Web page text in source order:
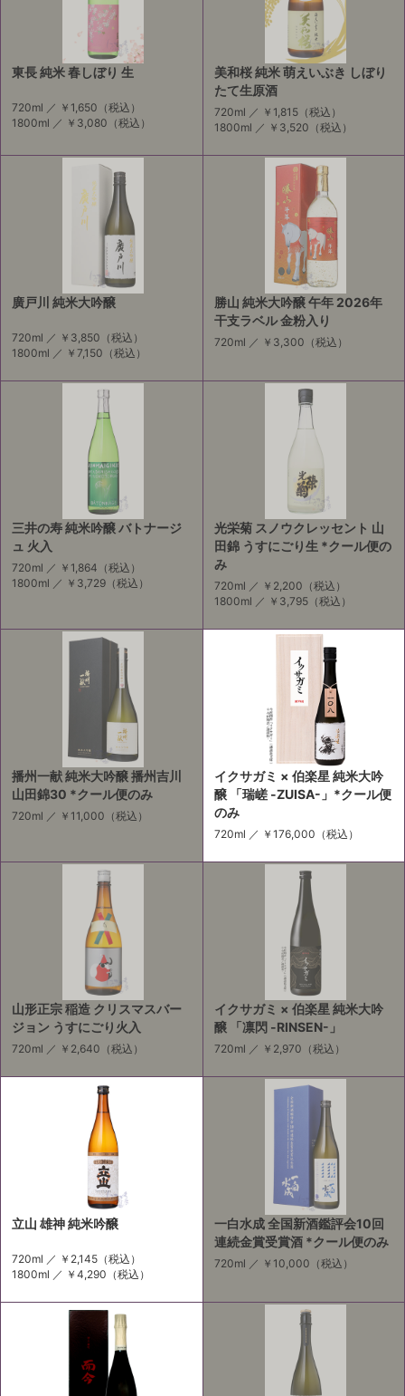
東長 純米 春しぼり 生
720ml ／ ￥1,650 （税込）
1800ml ／ ￥3,080 （税込）
美和桜 純米 萌えいぶき しぼり
たて生原酒
720ml ／ ￥1,815（税込）
1800ml ／ ￥3,520 （税込）
廣戸川 純米大吟醸
720ml ／ ￥3,850 （税込）
1800ml ／ ￥7,150 （税込）
勝山 純米大吟醸 午年 2026年
干支ラベル 金粉入り
720ml ／ ￥3,300 （税込）
三井の寿 純米吟醸 バトナージ
ュ 火入
720ml ／ ￥1,864 （税込）
1800ml ／ ￥3,729 （税込）
光栄菊 スノウクレッセント 山
田錦 うすにごり生 *クール便の
み
720ml ／ ￥2,200 （税込）
1800ml ／ ￥3,795（税込）
播州一献 純米大吟醸 播州吉川
山田錦30 *クール便のみ
720ml ／ ￥11,000 （税込）
イクサガミ × 伯楽星 純米大吟
醸 「瑞嵯 -ZUISA-」*クール便
のみ
720ml ／ ￥176,000 （税込）
山形正宗 稲造 クリスマスバー
ジョン うすにごり火入
720ml ／ ￥2,640 （税込）
イクサガミ × 伯楽星 純米大吟
醸 「凛閃 -RINSEN-」
720ml ／ ￥2,970 （税込）
立山 雄神 純米吟醸
720ml ／ ￥2,145 （税込）
1800ml ／ ￥4,290 （税込）
一白水成 全国新酒鑑評会10回
連続金賞受賞酒 *クール便のみ
720ml ／ ￥10,000 （税込）